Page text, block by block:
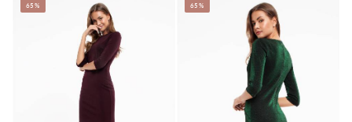
65% 65%